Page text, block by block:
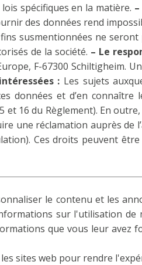
spécifiques en la matière.
des données rend
susmentionnées ne
de la société. – Le
F-67300 Schiltigheim.
: Les sujets
et d’en connaître
16 du Règlement). En
une réclamation auprès de
Ces droits peuvent
le contenu et les
sur l'utilisation de
que vous leur
sites web pour rendre